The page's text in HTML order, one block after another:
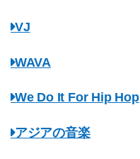
VJ
WAVA
We Do It For Hip Hop
アジアの音楽